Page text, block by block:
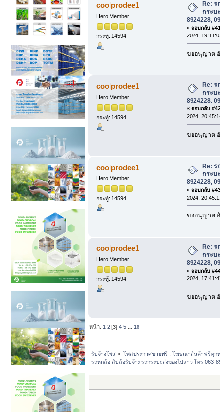
coolprodee1
Hero Member
กระทู้: 14594
Re: ร
กระบ
8924228,
« ตอบกลับ
2024,
ขออนุญาต
coolprodee1
Hero Member
กระทู้: 14594
Re: ร
กระบ
8924228,
« ตอบกลับ
2024,
ขออนุญาต
coolprodee1
Hero Member
กระทู้: 14594
Re: ร
กระบ
8924228,
« ตอบกลับ
2024,
ขออนุญาต
coolprodee1
Hero Member
กระทู้: 14594
Re: ร
กระบ
8924228,
« ตอบกลับ
2024,
ขออนุญาต
หน้า: 1 2 [3]4 5 ... 18
รับจ้างโพส » โพสประกาศขายฟรี , โฆษณาสินค้าฟรีทุก
รถหกล้อ-สิบล้อรับจ้าง รถกระบะส่งของไปลาว โทร 063-